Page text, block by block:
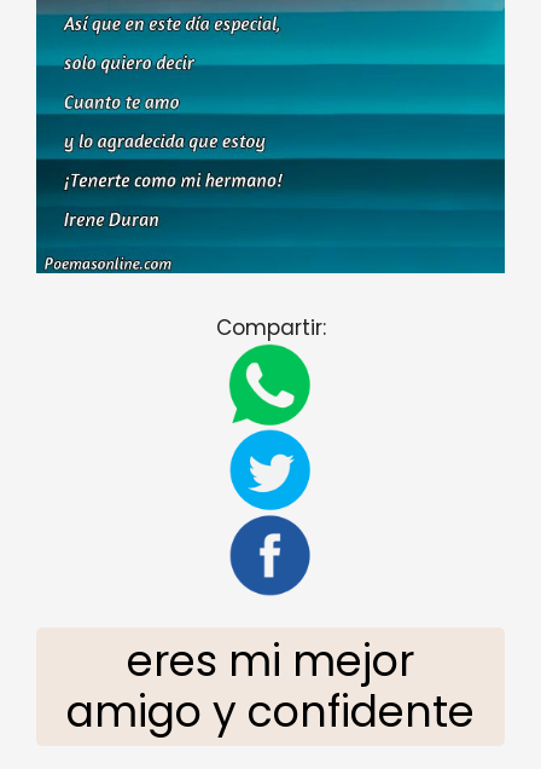
Compartir:
eres mi mejor
amigo y confidente